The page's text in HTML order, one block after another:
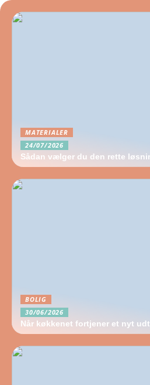
MATERIALER
24/07/2026
Sådan vælger du den rette
BOLIG
30/06/2026
Når køkkenet fortjener et nyt